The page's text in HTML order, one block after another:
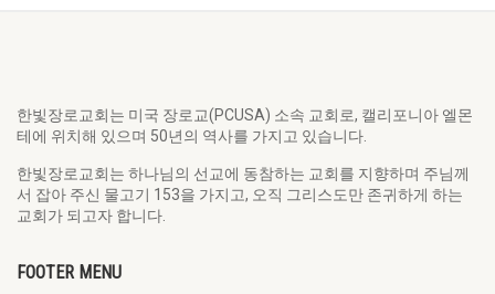
한빛장로교회는 미국 장로교(PCUSA) 소속 교회로, 캘리포니아 엘몬
테에 위치해 있으며 50년의 역사를 가지고 있습니다.
한빛장로교회는 하나님의 선교에 동참하는 교회를 지향하며 주님께
서 잡아 주신 물고기 153을 가지고, 오직 그리스도만 존귀하게 하는
교회가 되고자 합니다.
FOOTER MENU